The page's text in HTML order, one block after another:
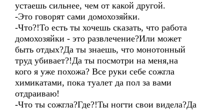
устаешь сильнее, чем от какой другой.
-Это говорят сами домохозяйки.
-Что?!То есть ты хочешь сказать, что работа
домохозяйки - это развлечение?Или может
быть отдых?Да ты знаешь, что монотонный
труд убивает?!Да ты посмотри на меня,на
кого я уже похожа? Все руки себе сожгла
химикатами, пока туалет да пол за вами
отдраиваю!
-Что ты сожгла?Где?!Ты ногти свои видела?Да